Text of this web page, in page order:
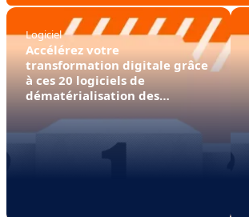
Logiciel
Accélérez votre
transformation digitale grâce
à ces 20 logiciels de
dématérialisation des